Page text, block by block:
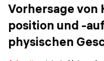
Vorhersage von
position und -
physischen